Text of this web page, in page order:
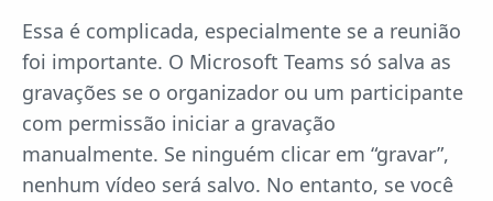
Essa é complicada, especialmente se a reunião
foi importante. O Microsoft Teams só salva as
gravações se o organizador ou um participante
com permissão iniciar a gravação
manualmente. Se ninguém clicar em “gravar”,
nenhum vídeo será salvo. No entanto, se você